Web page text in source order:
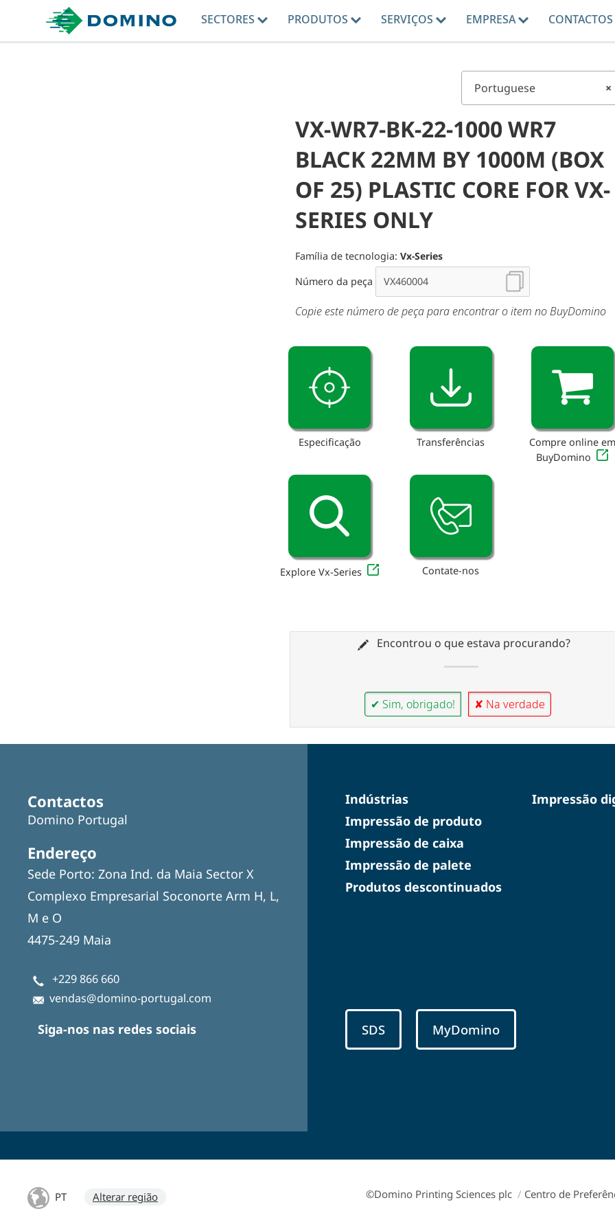
SECTORES PRODUTOS SERVIÇOS EMPRESA CONTACTOS
×
Portuguese
VX-WR7-BK-22-1000 WR7
BLACK 22MM BY 1000M (BOX
OF 25) PLASTIC CORE FOR VX-
SERIES ONLY
Família de tecnologia: Vx-Series
Número da peça
Copie este número de peça para encontrar o item no BuyDomino
Especificação Transferências
Compre online em
BuyDomino
Explore Vx-Series Contate-nos
Encontrou o que estava procurando?
✔ Sim, obrigado! ✘ Na verdade
Contactos
Domino Portugal
Endereço
Sede Porto: Zona Ind. da Maia Sector X
Complexo Empresarial Soconorte Arm H, L,
M e O
4475-249 Maia
+229 866 660
vendas@domino-portugal.com
Siga-nos nas redes sociais
Indústrias
Impressão de produto
Impressão de caixa
Impressão de palete
Produtos descontinuados
Impressão
SDS MyDomino
PT Alterar região ©Domino Printing Sciences plc / Centro de